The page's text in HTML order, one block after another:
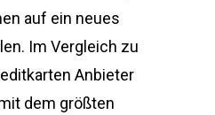
auf ein neues
Im Vergleich zu
Anbieter
dem größten